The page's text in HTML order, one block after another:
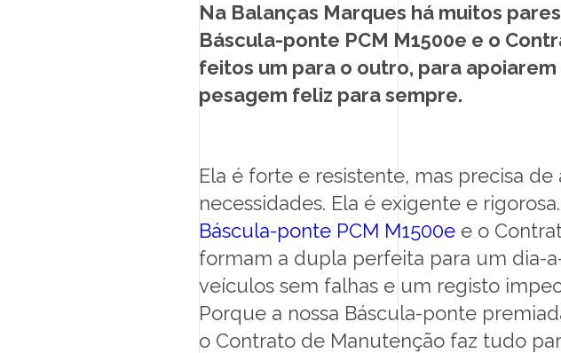
Na Balanças Marques há muitos
Báscula-ponte PCM M1500e e o
feitos um para o outro, para
pesagem feliz para sempre.
Ela é forte e resistente, mas precisa
necessidades. Ela é exigente e
Báscula-ponte PCM M1500e e o
formam a dupla perfeita para um dia-
veículos sem falhas e um registo
Porque a nossa Báscula-ponte
o Contrato de Manutenção faz tudo